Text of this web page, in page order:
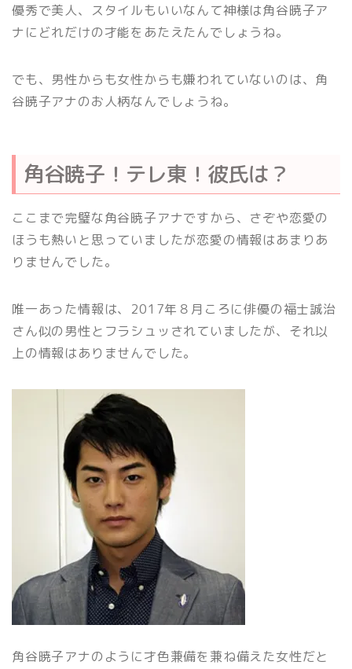
優秀で美人、スタイルもいいなんて神様は角谷暁子ア
ナにどれだけの才能をあたえたんでしょうね。
でも、男性からも女性からも嫌われていないのは、角
谷暁子アナのお人柄なんでしょうね。
角谷暁子！テレ東！彼氏は？
ここまで完璧な角谷暁子アナですから、さぞや恋愛の
ほうも熱いと思っていましたが恋愛の情報はあまりあ
りませんでした。
唯一あった情報は、2017年８月ころに俳優の福士誠治
さん似の男性とフラシュッされていましたが、それ以
上の情報はありませんでした。
角谷暁子アナのように才色兼備を兼ね備えた女性だと